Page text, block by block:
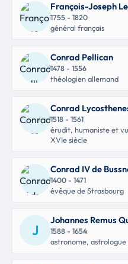
François-Joseph
1755 - 1820
général français
Conrad Pellican
1478 - 1556
théologien allemand
Conrad
1518 - 1561
érudit, humaniste et
XVIe siècle
Conrad IV de
1400 - 1471
évêque de Strasbourg
J
Johannes Remus
1588 - 1654
astronome,